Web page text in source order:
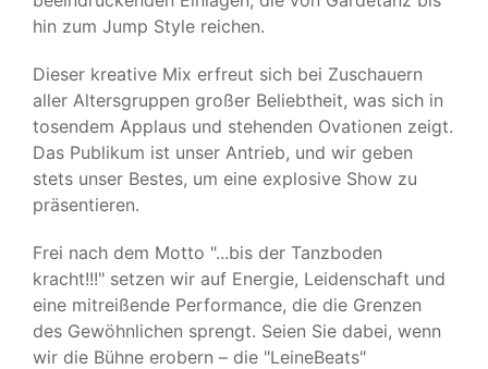
hin zum Jump Style reichen.
Dieser kreative Mix erfreut sich bei Zuschauern
aller Altersgruppen großer Beliebtheit, was sich in
tosendem Applaus und stehenden Ovationen zeigt.
Das Publikum ist unser Antrieb, und wir geben
stets unser Bestes, um eine explosive Show zu
präsentieren.
Frei nach dem Motto "...bis der Tanzboden
kracht!!!" setzen wir auf Energie, Leidenschaft und
eine mitreißende Performance, die die Grenzen
des Gewöhnlichen sprengt. Seien Sie dabei, wenn
wir die Bühne erobern – die "LeineBeats"